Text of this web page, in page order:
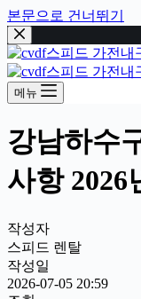
본문으로 건너뛰기
메뉴
강남하수
사항 2026
작성자
스피드 렌탈
작성일
2026-07-05 20:59